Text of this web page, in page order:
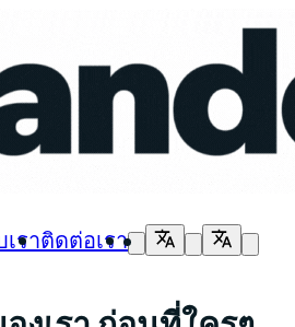
ราติดต่อเรา